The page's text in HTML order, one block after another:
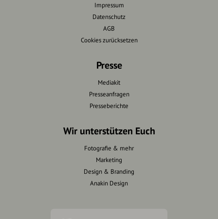
Impressum
Datenschutz
AGB
Cookies zurücksetzen
Presse
Mediakit
Presseanfragen
Presseberichte
Wir unterstützen Euch
Fotografie & mehr
Marketing
Design & Branding
Anakin Design